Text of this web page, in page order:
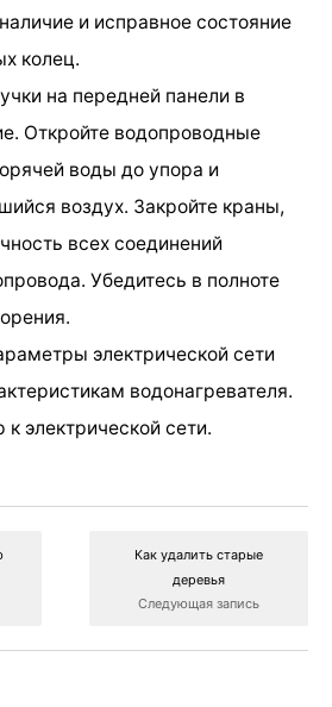
и исправное состояние
колец.
на передней панели в
Откройте водопроводные
воды до упора и
воздух. Закройте краны,
всех соединений
Убедитесь в полноте
электрической сети
водонагревателя.
электрической сети.
Как удалить старые
деревья
Следующая запись